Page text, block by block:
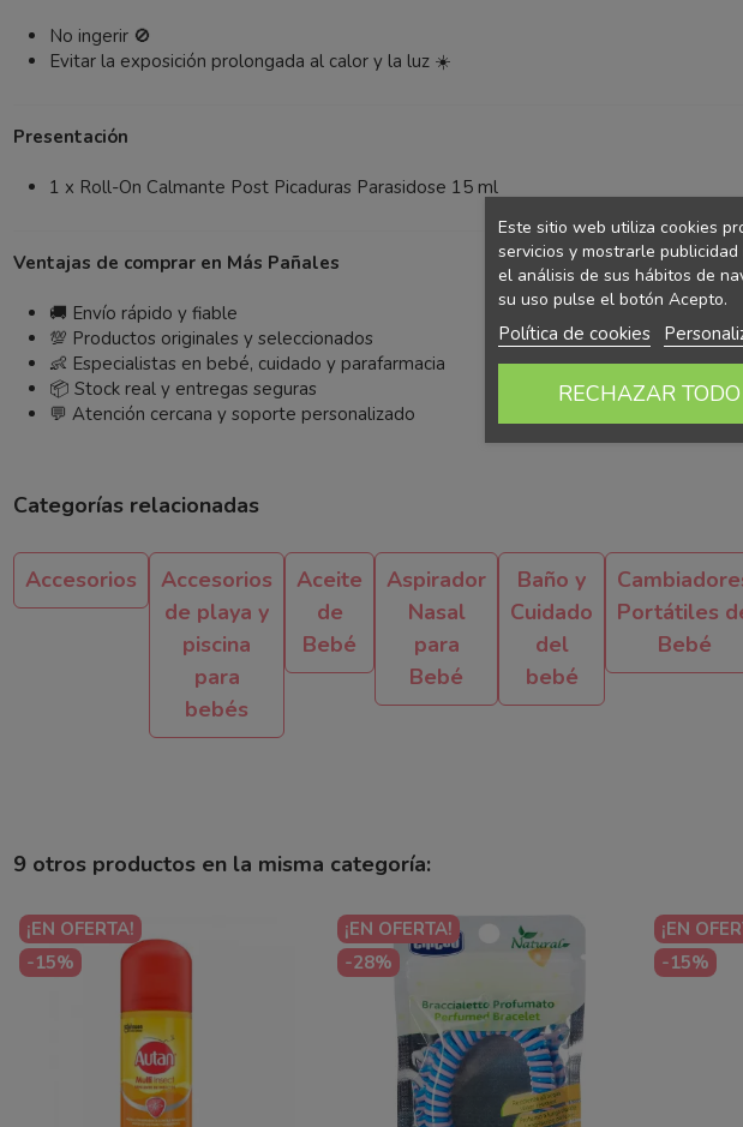
No ingerir 🚫
Evitar la exposición prolongada al calor y la luz ☀️
Presentación
1 x Roll-On Calmante Post Picaduras Parasidose 15 ml
Ventajas de comprar en Más Pañales
🚚 Envío rápido y fiable
💯 Productos originales y seleccionados
👶 Especialistas en bebé, cuidado y parafarmacia
📦 Stock real y entregas seguras
💬 Atención cercana y soporte personalizado
Categorías relacionadas
Accesorios
Accesorios
de playa y
piscina
para
bebés
Aceite
de
Bebé
Aspirador
Nasal
para
Bebé
Baño y
Cuidado
del
bebé
Portátiles
Bebé
9 otros productos en la misma categoría:
¡EN OFERTA!
-15%
¡EN OFERTA!
-28%
¡EN
-15%
Este sitio web utiliza cookies
servicios y mostrarle
el análisis de sus hábitos de
su uso pulse el botón Acepto.
Política de cookies
RECHAZAR TODO